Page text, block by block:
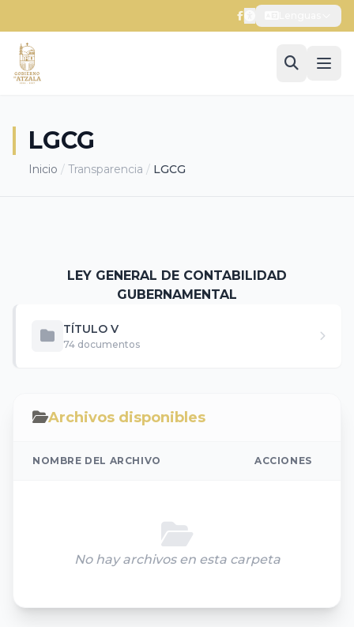
LGCG
Inicio / Transparencia / LGCG
LEY GENERAL DE CONTABILIDAD
GUBERNAMENTAL
TÍTULO V
74 documentos
Archivos disponibles
NOMBRE DEL ARCHIVO ACCIONES
No hay archivos en esta carpeta